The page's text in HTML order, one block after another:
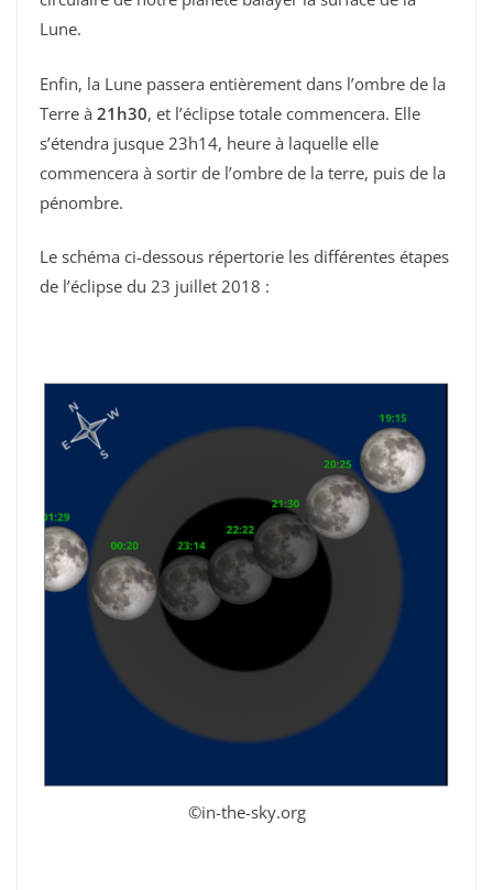
Lune.
Enfin, la Lune passera entièrement dans l’ombre de la
Terre à 21h30, et l’éclipse totale commencera. Elle
s’étendra jusque 23h14, heure à laquelle elle
commencera à sortir de l’ombre de la terre, puis de la
pénombre.
Le schéma ci-dessous répertorie les différentes étapes
de l’éclipse du 23 juillet 2018 :
©in-the-sky.org